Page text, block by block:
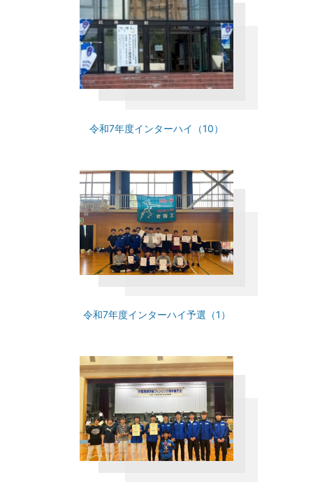
令和7年度インターハイ（10）
令和7年度インターハイ予選（1）